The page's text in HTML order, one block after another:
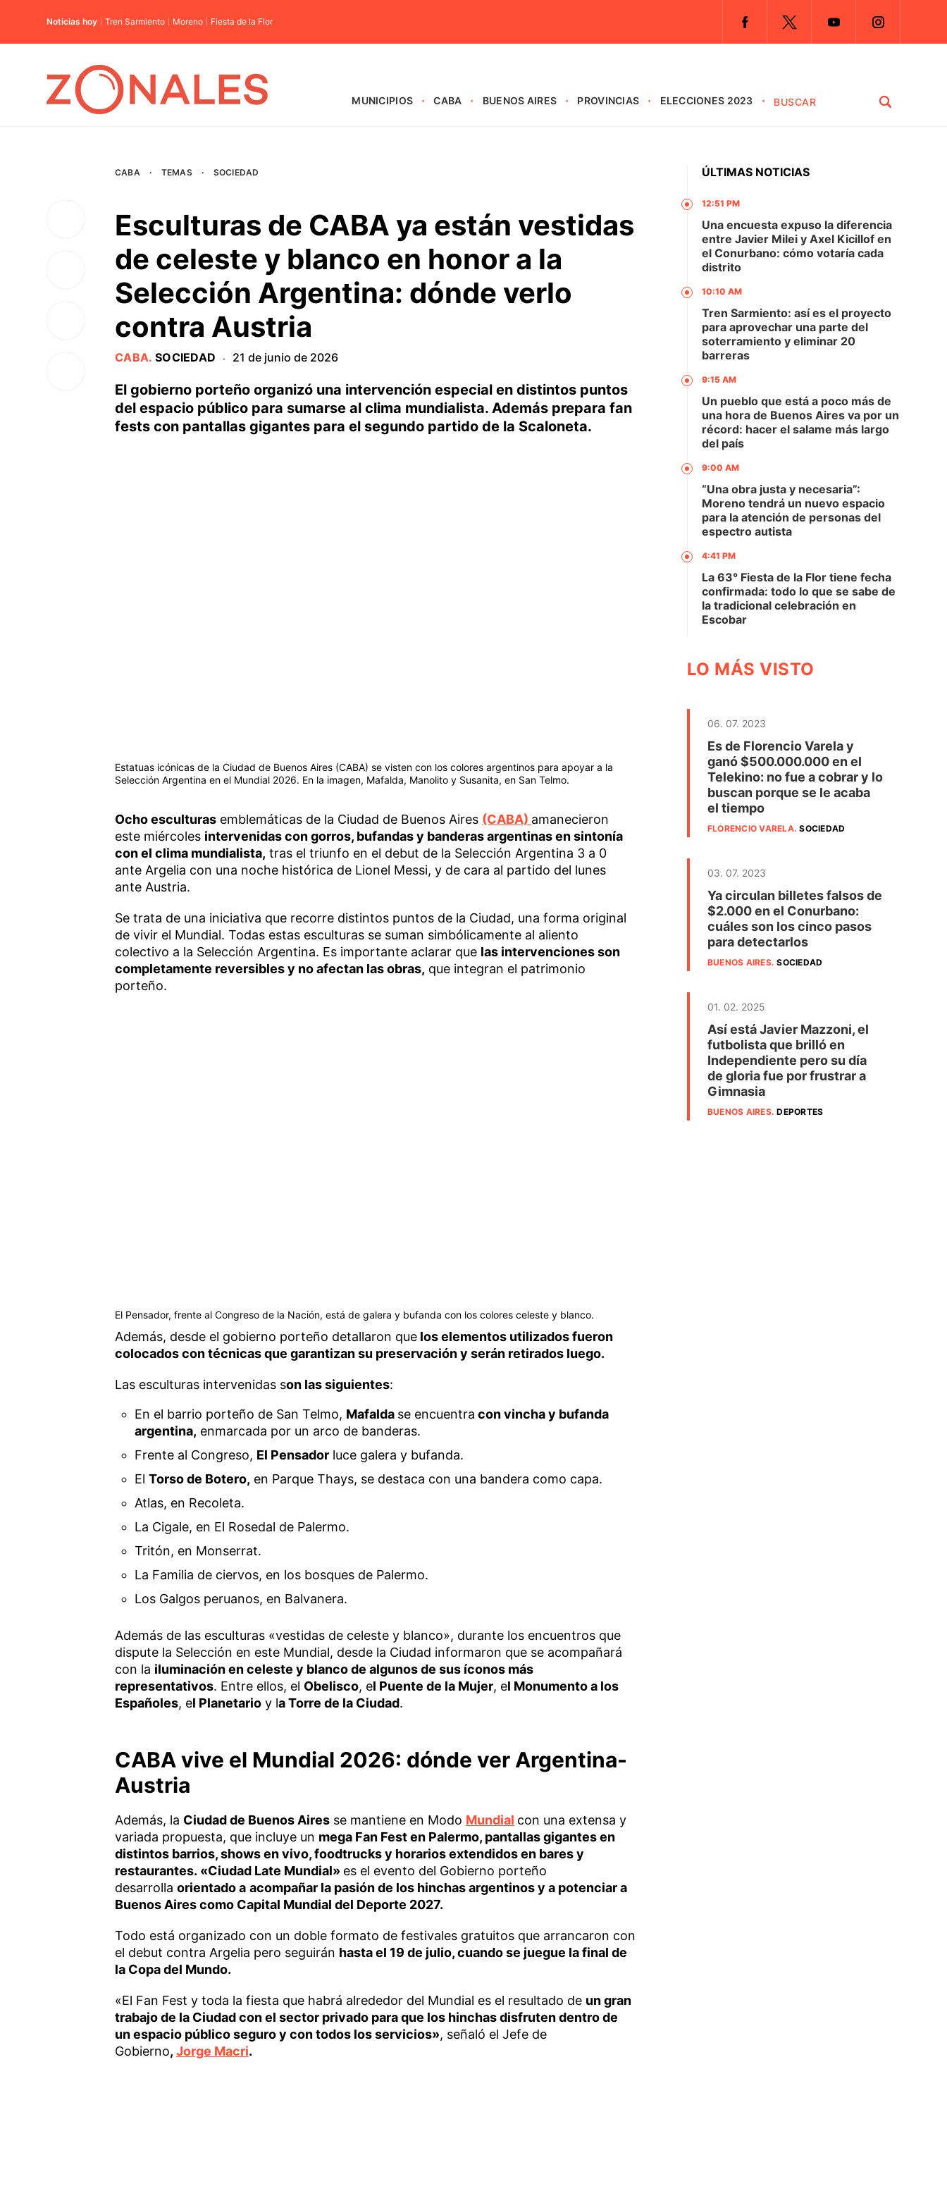
Noticias hoy Tren Sarmiento Moreno Fiesta de la Flor
MUNICIPIOS CABA BUENOS AIRES PROVINCIAS ELECCIONES 2023
CABA · TEMAS · SOCIEDAD
Esculturas de CABA ya están vestidas
de celeste y blanco en honor a la
Selección Argentina: dónde verlo
contra Austria
CABA. SOCIEDAD · 21 de junio de 2026
El gobierno porteño organizó una intervención especial en distintos puntos
del espacio público para sumarse al clima mundialista. Además prepara fan
fests con pantallas gigantes para el segundo partido de la Scaloneta.
Estatuas icónicas de la Ciudad de Buenos Aires (CABA) se visten con los colores argentinos para apoyar a la
Selección Argentina en el Mundial 2026. En la imagen, Mafalda, Manolito y Susanita, en San Telmo.
Ocho esculturasemblemáticas de la Ciudad de Buenos Aires (CABA) amanecieron
este miércoles intervenidas con gorros, bufandas y banderas argentinas en sintonía
con el clima mundialista, tras el triunfo en el debut de la Selección Argentina 3 a 0
ante Argelia con una noche histórica de Lionel Messi, y de cara al partido del lunes
ante Austria.
Se trata de una iniciativa que recorre distintos puntos de la Ciudad, una forma original
de vivir el Mundial. Todas estas esculturas se suman simbólicamente al aliento
colectivo a la Selección Argentina. Es importante aclarar que las intervenciones son
completamente reversibles y no afectan las obras, que integran el patrimonio
porteño.
El Pensador, frente al Congreso de la Nación, está de galera y bufanda con los colores celeste y blanco.
Además, desde el gobierno porteño detallaron quelos elementos utilizados fueron
colocados con técnicas que garantizan su preservación y serán retirados luego.
Las esculturas intervenidas son las siguientes:
En el barrio porteño de San Telmo, Mafalda se encuentra con vincha y bufanda
argentina, enmarcada por un arco de banderas.
Frente al Congreso, El Pensador luce galera y bufanda.
ElTorso de Botero, en Parque Thays, se destaca con una bandera como capa.
Atlas, en Recoleta.
La Cigale, en El Rosedal de Palermo.
Tritón, en Monserrat.
La Familia de ciervos, en los bosques de Palermo.
Los Galgos peruanos, en Balvanera.
Además de las esculturas «vestidas de celeste y blanco», durante los encuentros que
dispute la Selección en este Mundial, desde la Ciudad informaron que se acompañará
con la iluminación en celeste y blanco de algunos de sus íconos más
representativos. Entre ellos, el Obelisco, el Puente de la Mujer, el Monumento a los
Españoles, el Planetarioy la Torre de la Ciudad.
CABA vive el Mundial 2026: dónde ver Argentina-
Austria
Además, la Ciudad de Buenos Airesse mantiene en Modo Mundial con una extensa y
variada propuesta, que incluye un mega Fan Fest en Palermo, pantallas gigantes en
distintos barrios, shows en vivo, foodtrucks y horarios extendidos en bares y
restaurantes. «Ciudad Late Mundial» es el evento del Gobierno porteño
desarrolla orientado a acompañar la pasión de los hinchas argentinos y a potenciar a
Buenos Aires como Capital Mundial del Deporte 2027.
Todo está organizado con un doble formato de festivales gratuitos que arrancaron con
el debut contra Argelia pero seguirán hasta el 19 de julio, cuando se juegue la final de
la Copa del Mundo.
«El Fan Fest y toda la fiesta que habrá alrededor del Mundial es el resultado de un gran
trabajo de la Ciudad con el sector privado para que los hinchas disfruten dentro de
un espacio público seguro y con todos los servicios», señaló el Jefe de
Gobierno, Jorge Macri.
ÚLTIMAS NOTICIAS
12:51 PM
Una encuesta expuso la diferencia
entre Javier Milei y Axel Kicillof en
el Conurbano: cómo votaría cada
distrito
10:10 AM
Tren Sarmiento: así es el proyecto
para aprovechar una parte del
soterramiento y eliminar 20
barreras
9:15 AM
Un pueblo que está a poco más de
una hora de Buenos Aires va por un
récord: hacer el salame más largo
del país
9:00 AM
“Una obra justa y necesaria”:
Moreno tendrá un nuevo espacio
para la atención de personas del
espectro autista
4:41 PM
La 63° Fiesta de la Flor tiene fecha
confirmada: todo lo que se sabe de
la tradicional celebración en
Escobar
LO MÁS VISTO
06. 07. 2023
Es de Florencio Varela y
ganó $500.000.000 en el
Telekino: no fue a cobrar y lo
buscan porque se le acaba
el tiempo
FLORENCIO VARELA.SOCIEDAD
03. 07. 2023
Ya circulan billetes falsos de
$2.000 en el Conurbano:
cuáles son los cinco pasos
para detectarlos
BUENOS AIRES.SOCIEDAD
01. 02. 2025
Así está Javier Mazzoni, el
futbolista que brilló en
Independiente pero su día
de gloria fue por frustrar a
Gimnasia
BUENOS AIRES.DEPORTES